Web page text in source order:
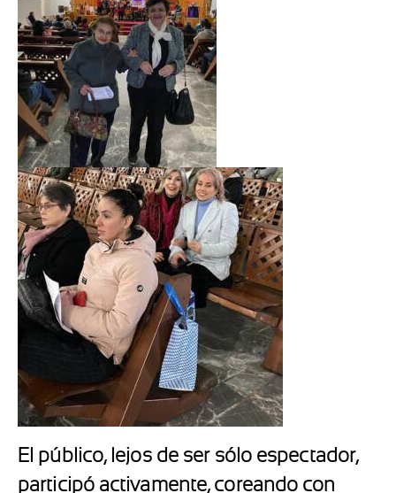
El público, lejos de ser sólo espectador,
participó activamente, coreando con